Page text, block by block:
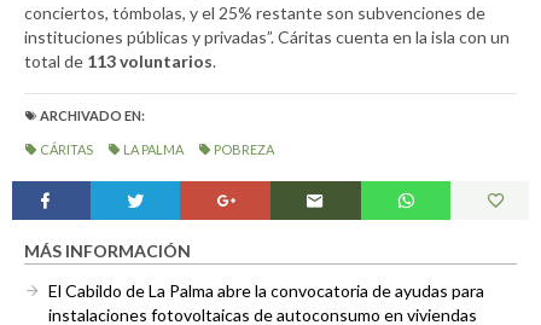
conciertos, tómbolas, y el 25% restante son subvenciones de
instituciones públicas y privadas”. Cáritas cuenta en la isla con un
total de 113 voluntarios.
ARCHIVADO EN:
CÁRITAS LA PALMA POBREZA
MÁS INFORMACIÓN
El Cabildo de La Palma abre la convocatoria de ayudas para
instalaciones fotovoltaicas de autoconsumo en viviendas